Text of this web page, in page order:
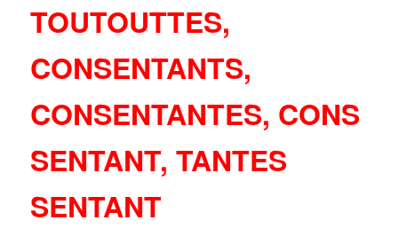
TOUTOUTTES,
CONSENTANTS,
CONSENTANTES, CONS
SENTANT, TANTES
SENTANT